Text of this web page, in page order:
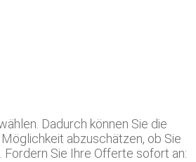
Dadurch können Sie die
abzuschätzen, ob Sie
Sie Ihre Offerte sofort an: